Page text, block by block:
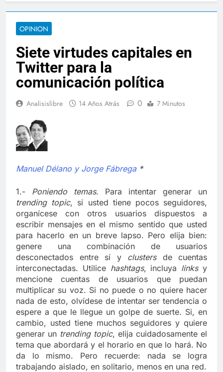
OPINION
Siete virtudes capitales en
Twitter para la
comunicación política
Analisislibre 14 Años Atrás 0 7 Minutos
Manuel Délano y Jorge Fábrega*
1.- Poniendo temas. Para intentar generar un
trending topic, si usted tiene pocos seguidores,
organícese con otros usuarios dispuestos a
escribir mensajes en el mismo sentido que usted
para hacerlo en un breve lapso. Pero elija bien:
genere una combinación de usuarios
desconectados entre sí y clustersde cuentas
interconectadas. Utilice hashtags, incluya linksy
mencione cuentas de usuarios que puedan
multiplicar su voz. Si no puede o no quiere hacer
nada de esto, olvídese de intentar ser tendencia o
espere a que le llegue un golpe de suerte. Si, en
cambio, usted tiene muchos seguidores y quiere
generar un trending topic, elija cuidadosamente el
tema que abordará y el horario en que lo hará. No
da lo mismo. Pero recuerde: nada se logra
trabajando aislado, en solitario, menos en una red.